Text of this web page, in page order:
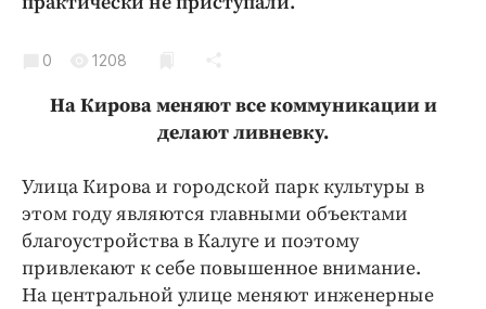
Культура
Недвижимость и ЖКХ
Образование
Погода
Праздники
Происшествия
Спорт
0 1208
На Кирова меняют все коммуникации и
делают ливневку.
Улица Кирова и городской парк культуры в
этом году являются главными объектами
благоустройства в Калуге и поэтому
привлекают к себе повышенное внимание.
На центральной улице меняют инженерные